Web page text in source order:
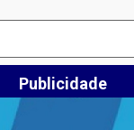
Publicidade